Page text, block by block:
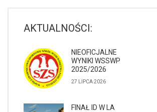
AKTUALNOŚCI:
NIEOFICJALNE
WYNIKI WSSWP
2025/2026
27 LIPCA 2026
FINAŁ ID W LA